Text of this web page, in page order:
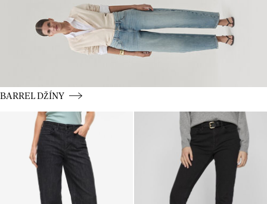
BARREL DŽÍNY
CE_spot07_BUTTON_linked_wk36_02-09-25_high-waist